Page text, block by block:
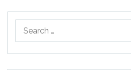
for: